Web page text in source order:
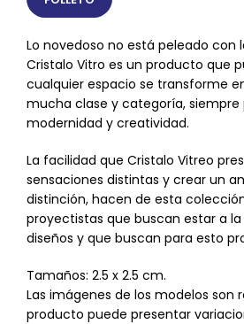
Lo novedoso no está peleado con
Cristalo Vitro es un producto que
cualquier espacio se transforme
mucha clase y categoría,
modernidad y creatividad.
La facilidad que Cristalo Vitreo
sensaciones distintas y crear un
distinción, hacen de esta
proyectistas que buscan estar a
diseños y que buscan para esto
Tamaños: 2.5 x 2.5 cm.
Las imágenes de los modelos son
producto puede presentar